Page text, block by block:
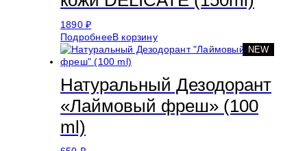
1890₽
ПодробнееВ корзину
NEW
Натуральный Дезодорант
«Лаймовый фреш» (100
ml)